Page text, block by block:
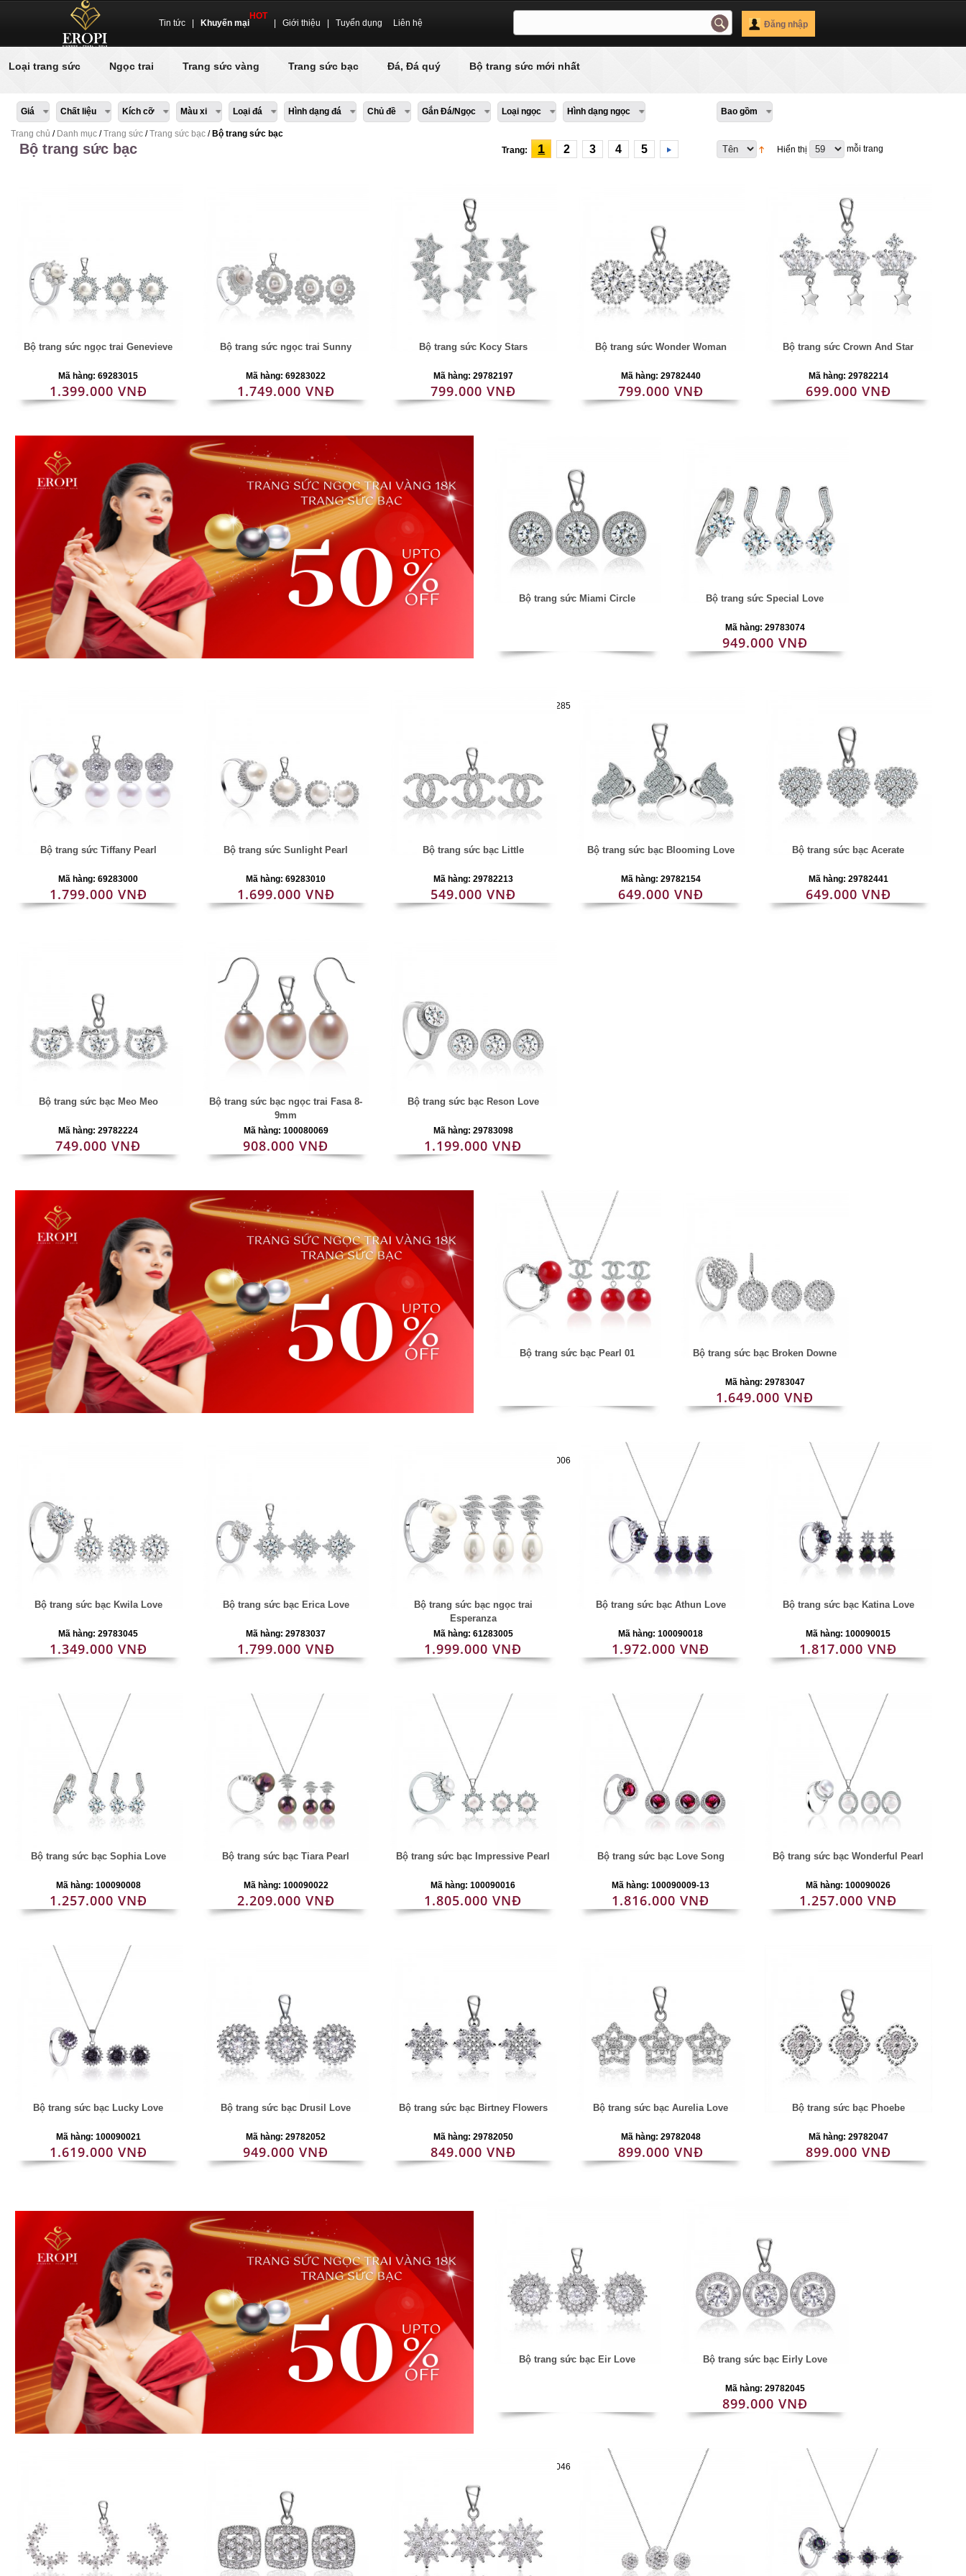
Tin tức Khuyến mại
HOT
Giới thiệu Tuyển dụng Liên hệ Đăng nhập
Loại trang sức Ngọc trai Trang sức vàng Trang sức bạc Đá, Đá quý Bộ trang sức mới nhất
Giá Chất liệu Kích cỡ Màu xi Loại đá Hình dạng đá Chủ đề Gắn Đá/Ngọc Loại ngọc Hình dạng ngọc Bao gồm
Trang chủ / Danh mục /Trang sức /Trang sức bạc / Bộ trang sức bạc
Bộ trang sức bạc Hiển thị mỗi trang
Trang: 1 2 3 4 5
Bộ trang sức ngọc trai Genevieve
Mã hàng: 69283015
1.399.000 VNĐ
Bộ trang sức ngọc trai Sunny
Mã hàng: 69283022
1.749.000 VNĐ
Bộ trang sức Kocy Stars
Mã hàng: 29782197
799.000 VNĐ
Bộ trang sức Wonder Woman
Mã hàng: 29782440
799.000 VNĐ
Bộ trang sức Crown And Star
Mã hàng: 29782214
699.000 VNĐ
Bộ trang sức Miami Circle
Mã hàng:29782285
Bộ trang sức Special Love
Mã hàng: 29783074
949.000 VNĐ
Bộ trang sức Tiffany Pearl
Mã hàng: 69283000
1.799.000 VNĐ
Bộ trang sức Sunlight Pearl
Mã hàng: 69283010
1.699.000 VNĐ
Bộ trang sức bạc Little
Mã hàng: 29782213
549.000 VNĐ
Bộ trang sức bạc Blooming Love
Mã hàng: 29782154
649.000 VNĐ
Bộ trang sức bạc Acerate
Mã hàng: 29782441
649.000 VNĐ
Bộ trang sức bạc Meo Meo
Mã hàng: 29782224
749.000 VNĐ
Bộ trang sức bạc ngọc trai Fasa 8-
9mm
Mã hàng: 100080069
908.000 VNĐ
Bộ trang sức bạc Reson Love
Mã hàng: 29783098
1.199.000 VNĐ
Bộ trang sức bạc Pearl 01
Mã hàng:61283006
Bộ trang sức bạc Broken Downe
Mã hàng: 29783047
1.649.000 VNĐ
Bộ trang sức bạc Kwila Love
Mã hàng: 29783045
1.349.000 VNĐ
Bộ trang sức bạc Erica Love
Mã hàng: 29783037
1.799.000 VNĐ
Bộ trang sức bạc ngọc trai
Esperanza
Mã hàng: 61283005
1.999.000 VNĐ
Bộ trang sức bạc Athun Love
Mã hàng: 100090018
1.972.000 VNĐ
Bộ trang sức bạc Katina Love
Mã hàng: 100090015
1.817.000 VNĐ
Bộ trang sức bạc Sophia Love
Mã hàng: 100090008
1.257.000 VNĐ
Bộ trang sức bạc Tiara Pearl
Mã hàng: 100090022
2.209.000 VNĐ
Bộ trang sức bạc Impressive Pearl
Mã hàng: 100090016
1.805.000 VNĐ
Bộ trang sức bạc Love Song
Mã hàng: 100090009-13
1.816.000 VNĐ
Bộ trang sức bạc Wonderful Pearl
Mã hàng: 100090026
1.257.000 VNĐ
Bộ trang sức bạc Lucky Love
Mã hàng: 100090021
1.619.000 VNĐ
Bộ trang sức bạc Drusil Love
Mã hàng: 29782052
949.000 VNĐ
Bộ trang sức bạc Birtney Flowers
Mã hàng: 29782050
849.000 VNĐ
Bộ trang sức bạc Aurelia Love
Mã hàng: 29782048
899.000 VNĐ
Bộ trang sức bạc Phoebe
Mã hàng: 29782047
899.000 VNĐ
Bộ trang sức bạc Eir Love
Mã hàng:29782046
Bộ trang sức bạc Eirly Love
Mã hàng: 29782045
899.000 VNĐ